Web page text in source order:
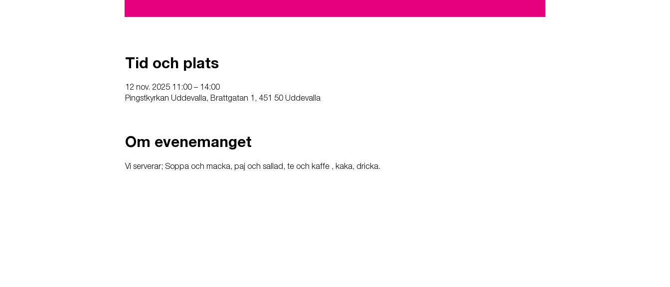
Tid och plats
12 nov. 2025 11:00 – 14:00
Pingstkyrkan Uddevalla, Brattgatan 1, 451 50 Uddevalla
Om evenemanget
Vi serverar; Soppa och macka, paj och sallad, te och kaffe , kaka, dricka.